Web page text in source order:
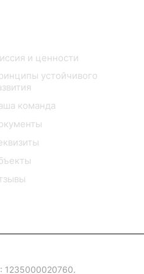
и ценности
устойчивого
команда
1235000020760.